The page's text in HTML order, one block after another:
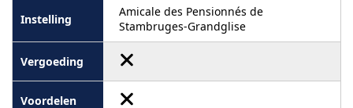
Amicale des Pensionnés de
Stambruges-Grandglise